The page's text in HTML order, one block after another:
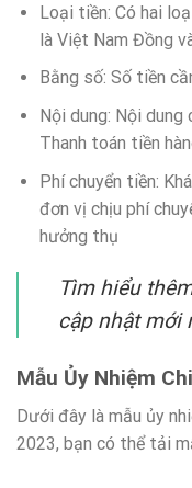
Loại tiền: Có hai
là Việt Nam Đồng
Bằng số: Số tiền
Nội dung: Nội dung
Thanh toán tiền
Phí chuyển tiền:
đơn vị chịu phí
hưởng thụ
Tìm hiểu
cập nhật mới
Mẫu Ủy Nhiệm
Dưới đây là mẫu ủy
2023, bạn có thể tải